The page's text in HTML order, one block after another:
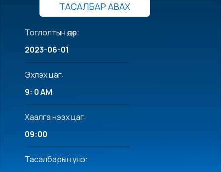
ТАСАЛБАР АВАХ
Тоглолтын өдөр:
2023-06-01
Эхлэх цаг:
9: 0 AM
Хаалга нээх цаг:
09:00
Тасалбарын үнэ: